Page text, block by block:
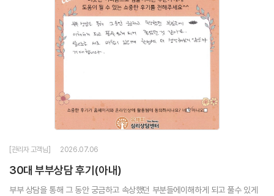
[관리자 고객님] 2026.07.06
30대 부부상담 후기(아내)
부부 상담을 통해 그 동안 궁금하고 속상했던 부분들에이해하게 되고 풀수 있게